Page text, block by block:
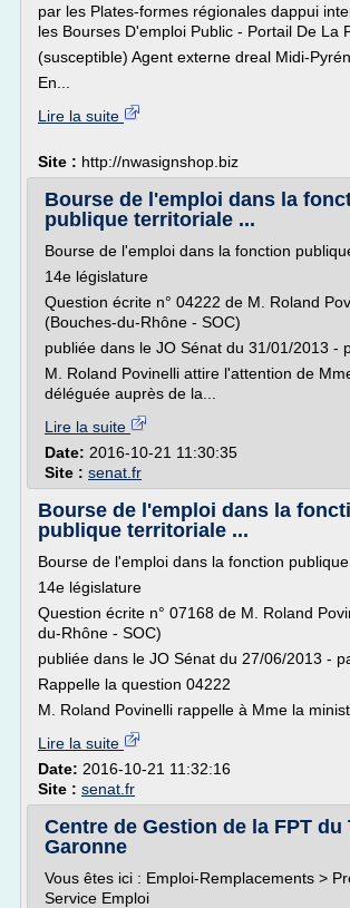
par les Plates-formes régionales dappui
les Bourses D'emploi Public - Portail De La
(susceptible) Agent externe dreal Midi-
En...
Lire la suite
Site : http://nwasignshop.biz
Bourse de l'emploi dans la
publique territoriale ...
Bourse de l'emploi dans la fonction
14e législature
Question écrite n° 04222 de M. Roland
(Bouches-du-Rhône - SOC)
publiée dans le JO Sénat du 31/01/2013 -
M. Roland Povinelli attire l'attention de
déléguée auprès de la...
Lire la suite
Date: 2016-10-21 11:30:35
Site : senat.fr
Bourse de l'emploi dans la
publique territoriale ...
Bourse de l'emploi dans la fonction
14e législature
Question écrite n° 07168 de M. Roland
du-Rhône - SOC)
publiée dans le JO Sénat du 27/06/2013 -
Rappelle la question 04222
M. Roland Povinelli rappelle à Mme la
Lire la suite
Date: 2016-10-21 11:32:16
Site : senat.fr
Centre de Gestion de la FPT du
Garonne
Vous êtes ici : Emploi-Remplacements >
Service Emploi